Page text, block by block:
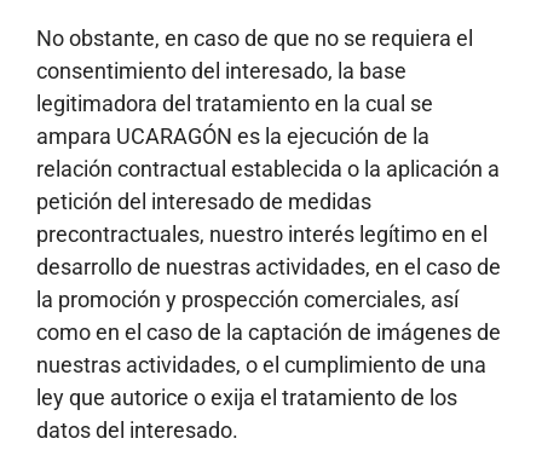
No obstante, en caso de que no se requiera el
consentimiento del interesado, la base
legitimadora del tratamiento en la cual se
ampara UCARAGÓN es la ejecución de la
relación contractual establecida o la aplicación a
petición del interesado de medidas
precontractuales, nuestro interés legítimo en el
desarrollo de nuestras actividades, en el caso de
la promoción y prospección comerciales, así
como en el caso de la captación de imágenes de
nuestras actividades, o el cumplimiento de una
ley que autorice o exija el tratamiento de los
datos del interesado.